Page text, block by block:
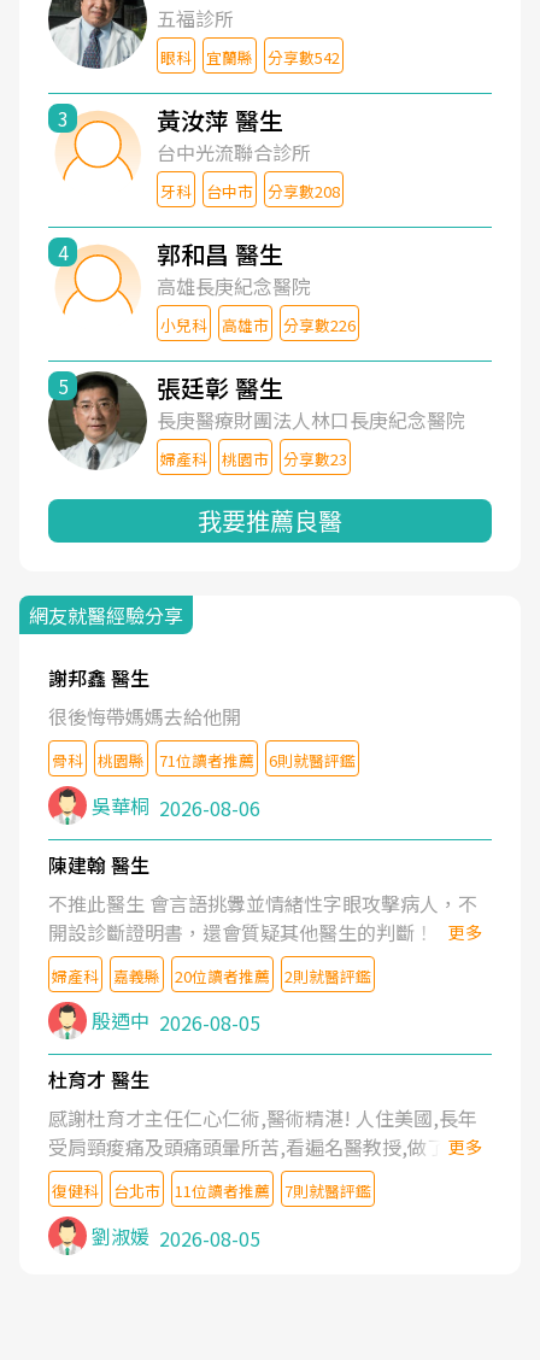
五福診所
眼科 宜蘭縣 分享數542
3 黃汝萍 醫生
台中光流聯合診所
牙科 台中市 分享數208
4 郭和昌 醫生
高雄長庚紀念醫院
小兒科 高雄市 分享數226
5 張廷彰 醫生
長庚醫療財團法人林口長庚紀念醫院
婦產科 桃園市 分享數23
我要推薦良醫
網友就醫經驗分享
謝邦鑫 醫生
很後悔帶媽媽去給他開
骨科 桃園縣 71位讀者推薦 6則就醫評鑑
吳華桐 2026-08-06
陳建翰 醫生
不推此醫生 會言語挑釁並情緒性字眼攻擊病人，不
開設診斷證明書，還會質疑其他醫生的判斷！
更多
婦產科 嘉義縣 20位讀者推薦 2則就醫評鑑
殷迺中 2026-08-05
杜育才 醫生
感謝杜育才主任仁心仁術,醫術精湛! 人住美國,長年
受肩頸痠痛及頭痛頭暈所苦,看遍名醫教授,做了各種
檢查,也嘗試過西醫打針,中醫針灸及物理徒手治療都
沒有用,後來連吃到嗎啡類止痛藥都效果有限,只是壓
症狀,沒多久就痛起來,多年失眠嚴重影響生活品質.
台灣親友介紹忠孝醫院杜育才主任是頸頭症候群專
更多
復健科 台北市 11位讀者推薦 7則就醫評鑑
劉淑媛 2026-08-05